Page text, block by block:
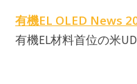
有機EL OLED News
有機EL材料首位の米